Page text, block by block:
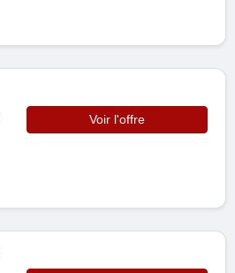
Voir l'offre